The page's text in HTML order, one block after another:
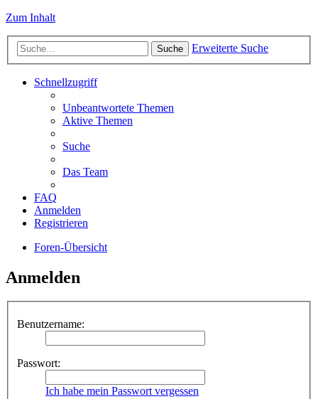
Zum Inhalt
Suche Erweiterte Suche
Schnellzugriff
Unbeantwortete Themen
Aktive Themen
Suche
Das Team
FAQ
Anmelden
Registrieren
Foren-Übersicht
Anmelden
Benutzername:
Passwort:
Ich habe mein Passwort vergessen